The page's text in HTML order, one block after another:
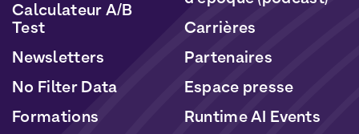
Calculateur A/B
Test
Newsletters
No Filter Data
Formations
Carrières
Partenaires
Espace presse
Runtime AI Events